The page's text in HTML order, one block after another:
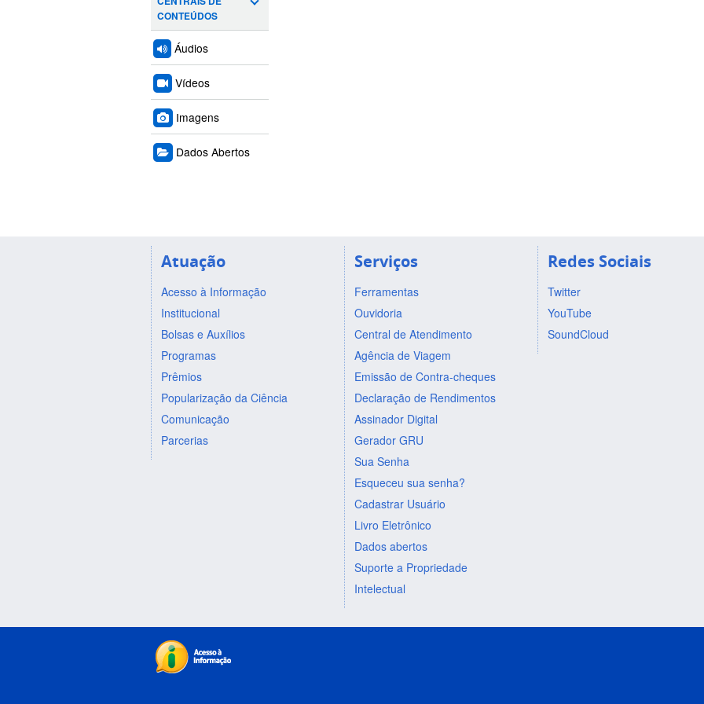
CONTEÚDOS
Áudios
Vídeos
Imagens
Dados Abertos
Atuação
Acesso à Informação
Institucional
Bolsas e Auxílios
Programas
Prêmios
Popularização da Ciência
Comunicação
Parcerias
Serviços
Ferramentas
Ouvidoria
Central de Atendimento
Agência de Viagem
Emissão de Contra-cheques
Declaração de Rendimentos
Assinador Digital
Gerador GRU
Sua Senha
Esqueceu sua senha?
Cadastrar Usuário
Livro Eletrônico
Dados abertos
Suporte a Propriedade
Intelectual
Redes Sociais
Twitter
YouTube
SoundCloud